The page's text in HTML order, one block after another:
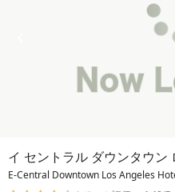
イ セントラル ダウンタウン
E-Central Downtown Los Angeles